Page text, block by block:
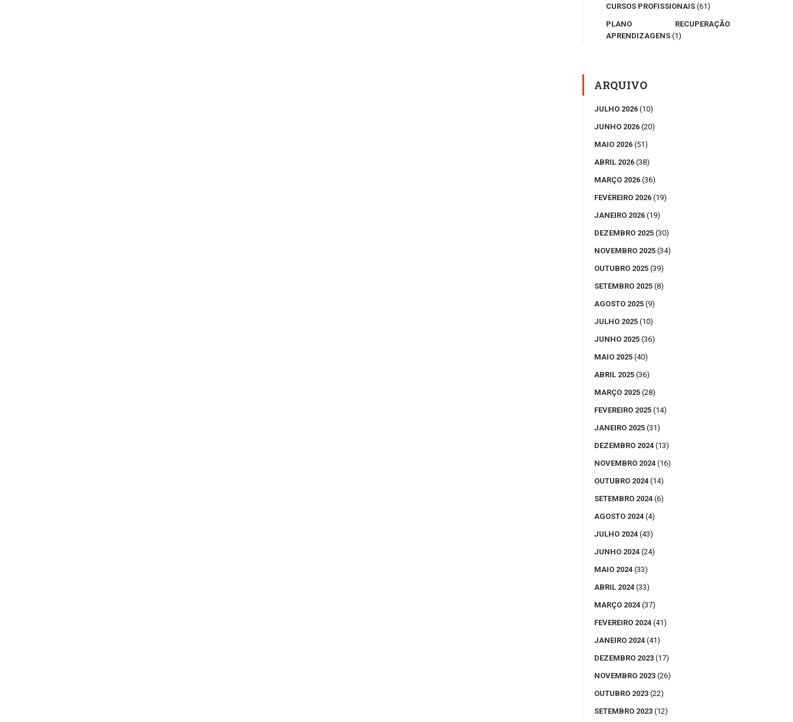
CURSOS PROFISSIONAIS (61)
PLANO RECUPERAÇÃO
APRENDIZAGENS (1)
ARQUIVO
JULHO 2026 (10)
JUNHO 2026 (20)
MAIO 2026 (51)
ABRIL 2026 (38)
MARÇO 2026 (36)
FEVEREIRO 2026 (19)
JANEIRO 2026 (19)
DEZEMBRO 2025 (30)
NOVEMBRO 2025 (34)
OUTUBRO 2025 (39)
SETEMBRO 2025 (8)
AGOSTO 2025 (9)
JULHO 2025 (10)
JUNHO 2025 (36)
MAIO 2025 (40)
ABRIL 2025 (36)
MARÇO 2025 (28)
FEVEREIRO 2025 (14)
JANEIRO 2025 (31)
DEZEMBRO 2024 (13)
NOVEMBRO 2024 (16)
OUTUBRO 2024 (14)
SETEMBRO 2024 (6)
AGOSTO 2024 (4)
JULHO 2024 (43)
JUNHO 2024 (24)
MAIO 2024 (33)
ABRIL 2024 (33)
MARÇO 2024 (37)
FEVEREIRO 2024 (41)
JANEIRO 2024 (41)
DEZEMBRO 2023 (17)
NOVEMBRO 2023 (26)
OUTUBRO 2023 (22)
SETEMBRO 2023 (12)